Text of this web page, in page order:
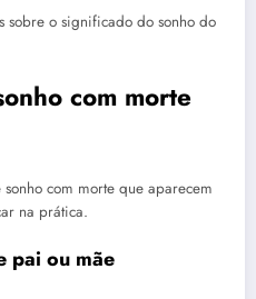
sobre o significado do sonho do
com morte
com morte que aparecem
na prática.
pai ou mãe